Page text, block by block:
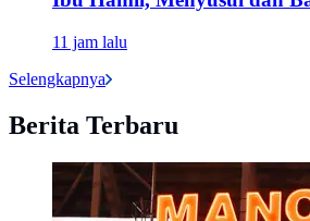
11 jam lalu
Selengkapnya
Berita Terbaru